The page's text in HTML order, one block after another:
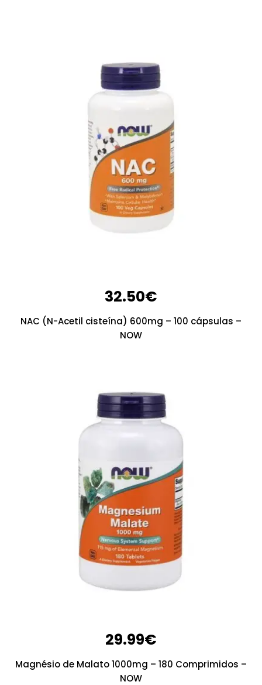
32.50€
NAC (N-Acetil cisteína) 600mg – 100 cápsulas –
NOW
29.99€
Magnésio de Malato 1000mg – 180 Comprimidos –
NOW